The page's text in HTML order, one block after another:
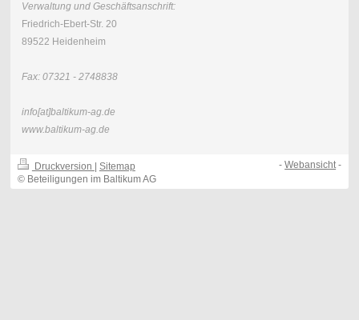
Verwaltung und Geschäftsanschrift:
Friedrich-Ebert-Str. 20
89522 Heidenheim
Fax: 07321 - 2748838
info[at]baltikum-ag.de
www.baltikum-ag.de
Druckversion | Sitemap
© Beteiligungen im Baltikum AG
-Webansicht -